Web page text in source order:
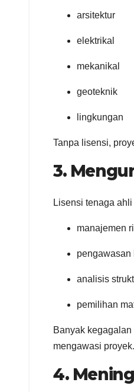
arsitektur
elektrikal
mekanikal
geoteknik
lingkungan
Tanpa lisensi,
3.
Lisensi tenaga
manajemen
pengawasan
analisis
pemilihan
Banyak
mengawasi proyek.
4.